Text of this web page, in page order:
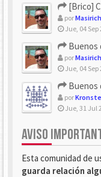
[Brico]
por
Jue, 04 Sep
Buenos
por
Jue, 04 Sep
Buenos
por
Jue, 31 Jul
AVISO
Esta comunidad de
guarda relación